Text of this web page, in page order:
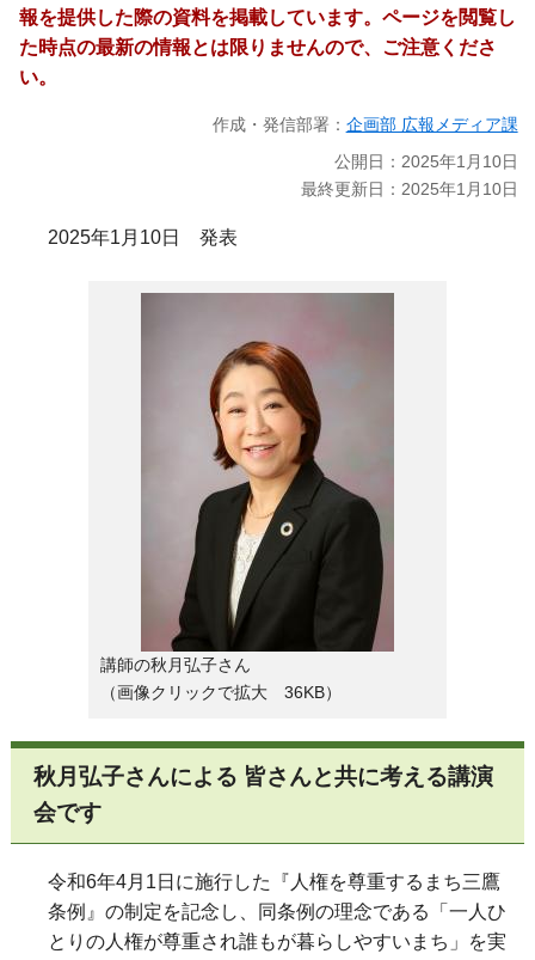
報を提供した際の資料を掲載しています。ページを閲覧し
た時点の最新の情報とは限りませんので、ご注意くださ
い。
作成・発信部署： 企画部 広報メディア課
公開日：2025年1月10日
最終更新日：2025年1月10日
2025年1月10日 発表
講師の秋月弘子さん
（画像クリックで拡大 36KB）
秋月弘子さんによる 皆さんと共に考える講演
会です
令和6年4月1日に施行した『人権を尊重するまち三鷹
条例』の制定を記念し、同条例の理念である「一人ひ
とりの人権が尊重され誰もが暮らしやすいまち」を実